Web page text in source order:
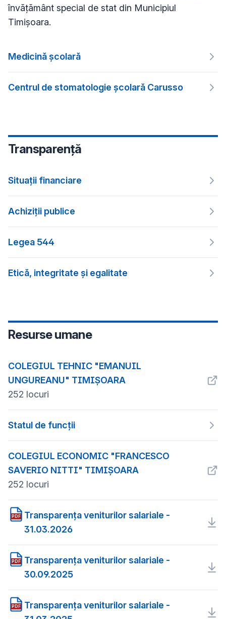
învățământ special de stat din Municipiul
Timișoara.
Medicină școlară
Centrul de stomatologie școlară Carusso
Transparență
Situații financiare
Achiziții publice
Legea 544
Etică, integritate și egalitate
Resurse umane
COLEGIUL TEHNIC "EMANUIL
UNGUREANU" TIMIȘOARA
252 locuri
Statul de funcții
COLEGIUL ECONOMIC "FRANCESCO
SAVERIO NITTI" TIMIȘOARA
252 locuri
PDF
Transparența veniturilor salariale -
31.03.2026
PDF
Transparența veniturilor salariale -
30.09.2025
PDF
Transparența veniturilor salariale -